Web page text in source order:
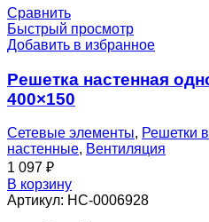
Сравнить
Быстрый просмотр
Добавить в избранное
Решетка настенная
400×150
Сетевые элементы, Решетки
настенные, Вентиляция
1 097 ₽
В корзину
Артикул: НС-0006928